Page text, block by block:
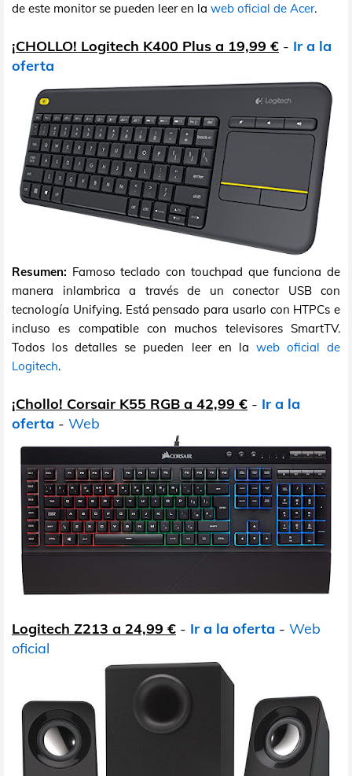
de este monitor se pueden leer en la web oficial de Acer.
¡CHOLLO! Logitech K400 Plus a 19,99 € - Ir a la
oferta
Resumen: Famoso teclado con touchpad que funciona de
manera inlambrica a través de un conector USB con
tecnología Unifying. Está pensado para usarlo con HTPCs e
incluso es compatible con muchos televisores SmartTV.
Todos los detalles se pueden leer en la web oficial de
Logitech.
¡Chollo! Corsair K55 RGB a 42,99 € - Ir a la
oferta - Web
Logitech Z213 a 24,99 € - Ir a la oferta - Web
oficial